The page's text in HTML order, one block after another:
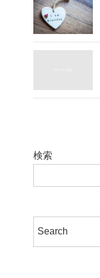
検索